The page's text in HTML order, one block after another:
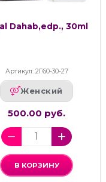
Dahab,edp., 30ml
Артикул: 2Г60-30-27
Женский
500.00 руб.
В КОРЗИНУ